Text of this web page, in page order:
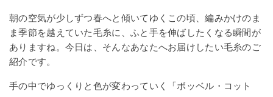
朝の空気が少しずつ春へと傾いてゆくこの頃、編みかけのま
ま季節を越えていた毛糸に、ふと手を伸ばしたくなる瞬間が
ありますね。今日は、そんなあなたへお届けしたい毛糸のご
紹介です。
手の中でゆっくりと色が変わっていく「ボッベル・コット